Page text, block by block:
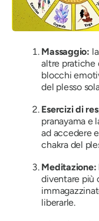
Massaggio:
altre pratiche
blocchi
del plesso
Esercizi di
pranayama e
ad accedere
chakra del
Meditazione:
diventare più
liberarle.